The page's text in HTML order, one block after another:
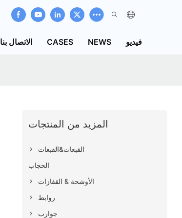
الاتصال بنا CASES NEWS فيديو
المزيد من المنتجات
القبعات&القبعات
الحجاب
الأوشحة & القفازات
روابط
جوارب